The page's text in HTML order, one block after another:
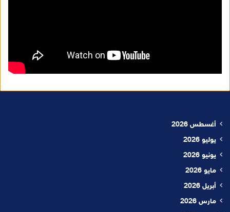
أغسطس 2026
يوليو 2026
يونيو 2026
مايو 2026
أبريل 2026
مارس 2026